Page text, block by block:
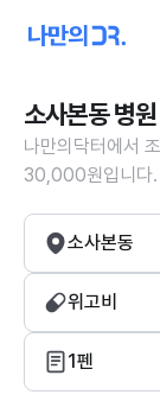
소사본동 병
나만의닥터에서
30,000원입니다.
소사본동
위고비
1펜